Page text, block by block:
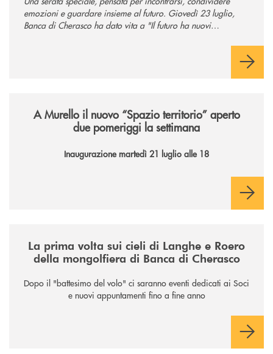
emozioni e guardare insieme al futuro. Giovedì 23 luglio,
Banca di Cherasco ha dato vita a "Il futuro ha nuovi
A Murello il nuovo “Spazio territorio” aperto
due pomeriggi la settimana
Inaugurazione martedì 21 luglio alle 18
La prima volta sui cieli di Langhe e Roero
della mongolfiera di Banca di Cherasco
Dopo il "battesimo del volo" ci saranno eventi dedicati ai Soci
e nuovi appuntamenti fino a fine anno